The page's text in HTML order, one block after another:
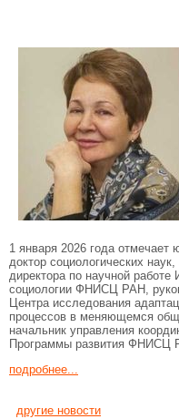
1 января 2026 года отмечает
доктор социологических
директора по научной работе
социологии ФНИСЦ РАН,
Центра исследования
процессов в меняющемся
начальник управления
Программы развития ФНИСЦ
подробнее...
другие новости